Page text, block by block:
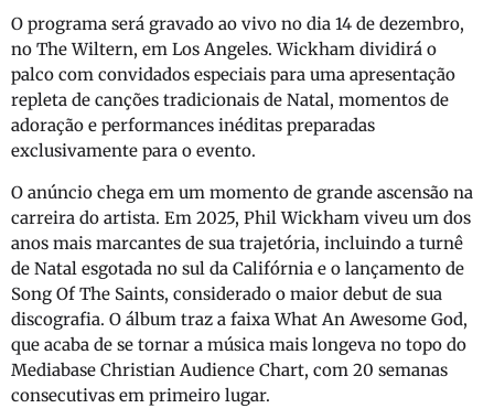
O programa será gravado ao vivo no dia 14 de dezembro,
no The Wiltern, em Los Angeles. Wickham dividirá o
palco com convidados especiais para uma apresentação
repleta de canções tradicionais de Natal, momentos de
adoração e performances inéditas preparadas
exclusivamente para o evento.
O anúncio chega em um momento de grande ascensão na
carreira do artista. Em 2025, Phil Wickham viveu um dos
anos mais marcantes de sua trajetória, incluindo a turnê
de Natal esgotada no sul da Califórnia e o lançamento de
Song Of The Saints, considerado o maior debut de sua
discografia. O álbum traz a faixa What An Awesome God,
que acaba de se tornar a música mais longeva no topo do
Mediabase Christian Audience Chart, com 20 semanas
consecutivas em primeiro lugar.